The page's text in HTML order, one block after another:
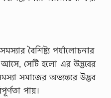
বৈশিষ্ট্য পর্যালোচনার
আসে, সেটি হলো এর উদ্ভবের
সমাজের অভ্যন্তরে উদ্ভব
পায়।